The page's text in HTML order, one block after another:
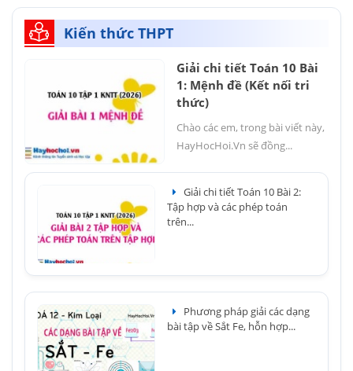
Kiến thức THPT
Giải chi tiết Toán 10 Bài
1: Mệnh đề (Kết nối tri
thức)
Chào các em, trong bài viết này,
HayHocHoi.Vn sẽ đồng...
Giải chi tiết Toán 10 Bài 2:
Tập hợp và các phép toán
trên...
Phương pháp giải các dạng
bài tập về Sắt Fe, hỗn hợp...